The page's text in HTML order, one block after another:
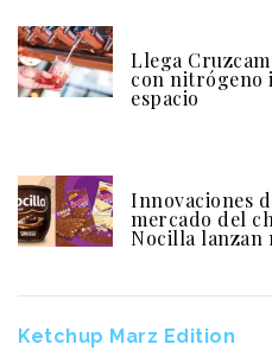
Llega
con nitrógeno
espacio
Innovaciones
mercado del
Nocilla lanzan
Ketchup Marz Edition